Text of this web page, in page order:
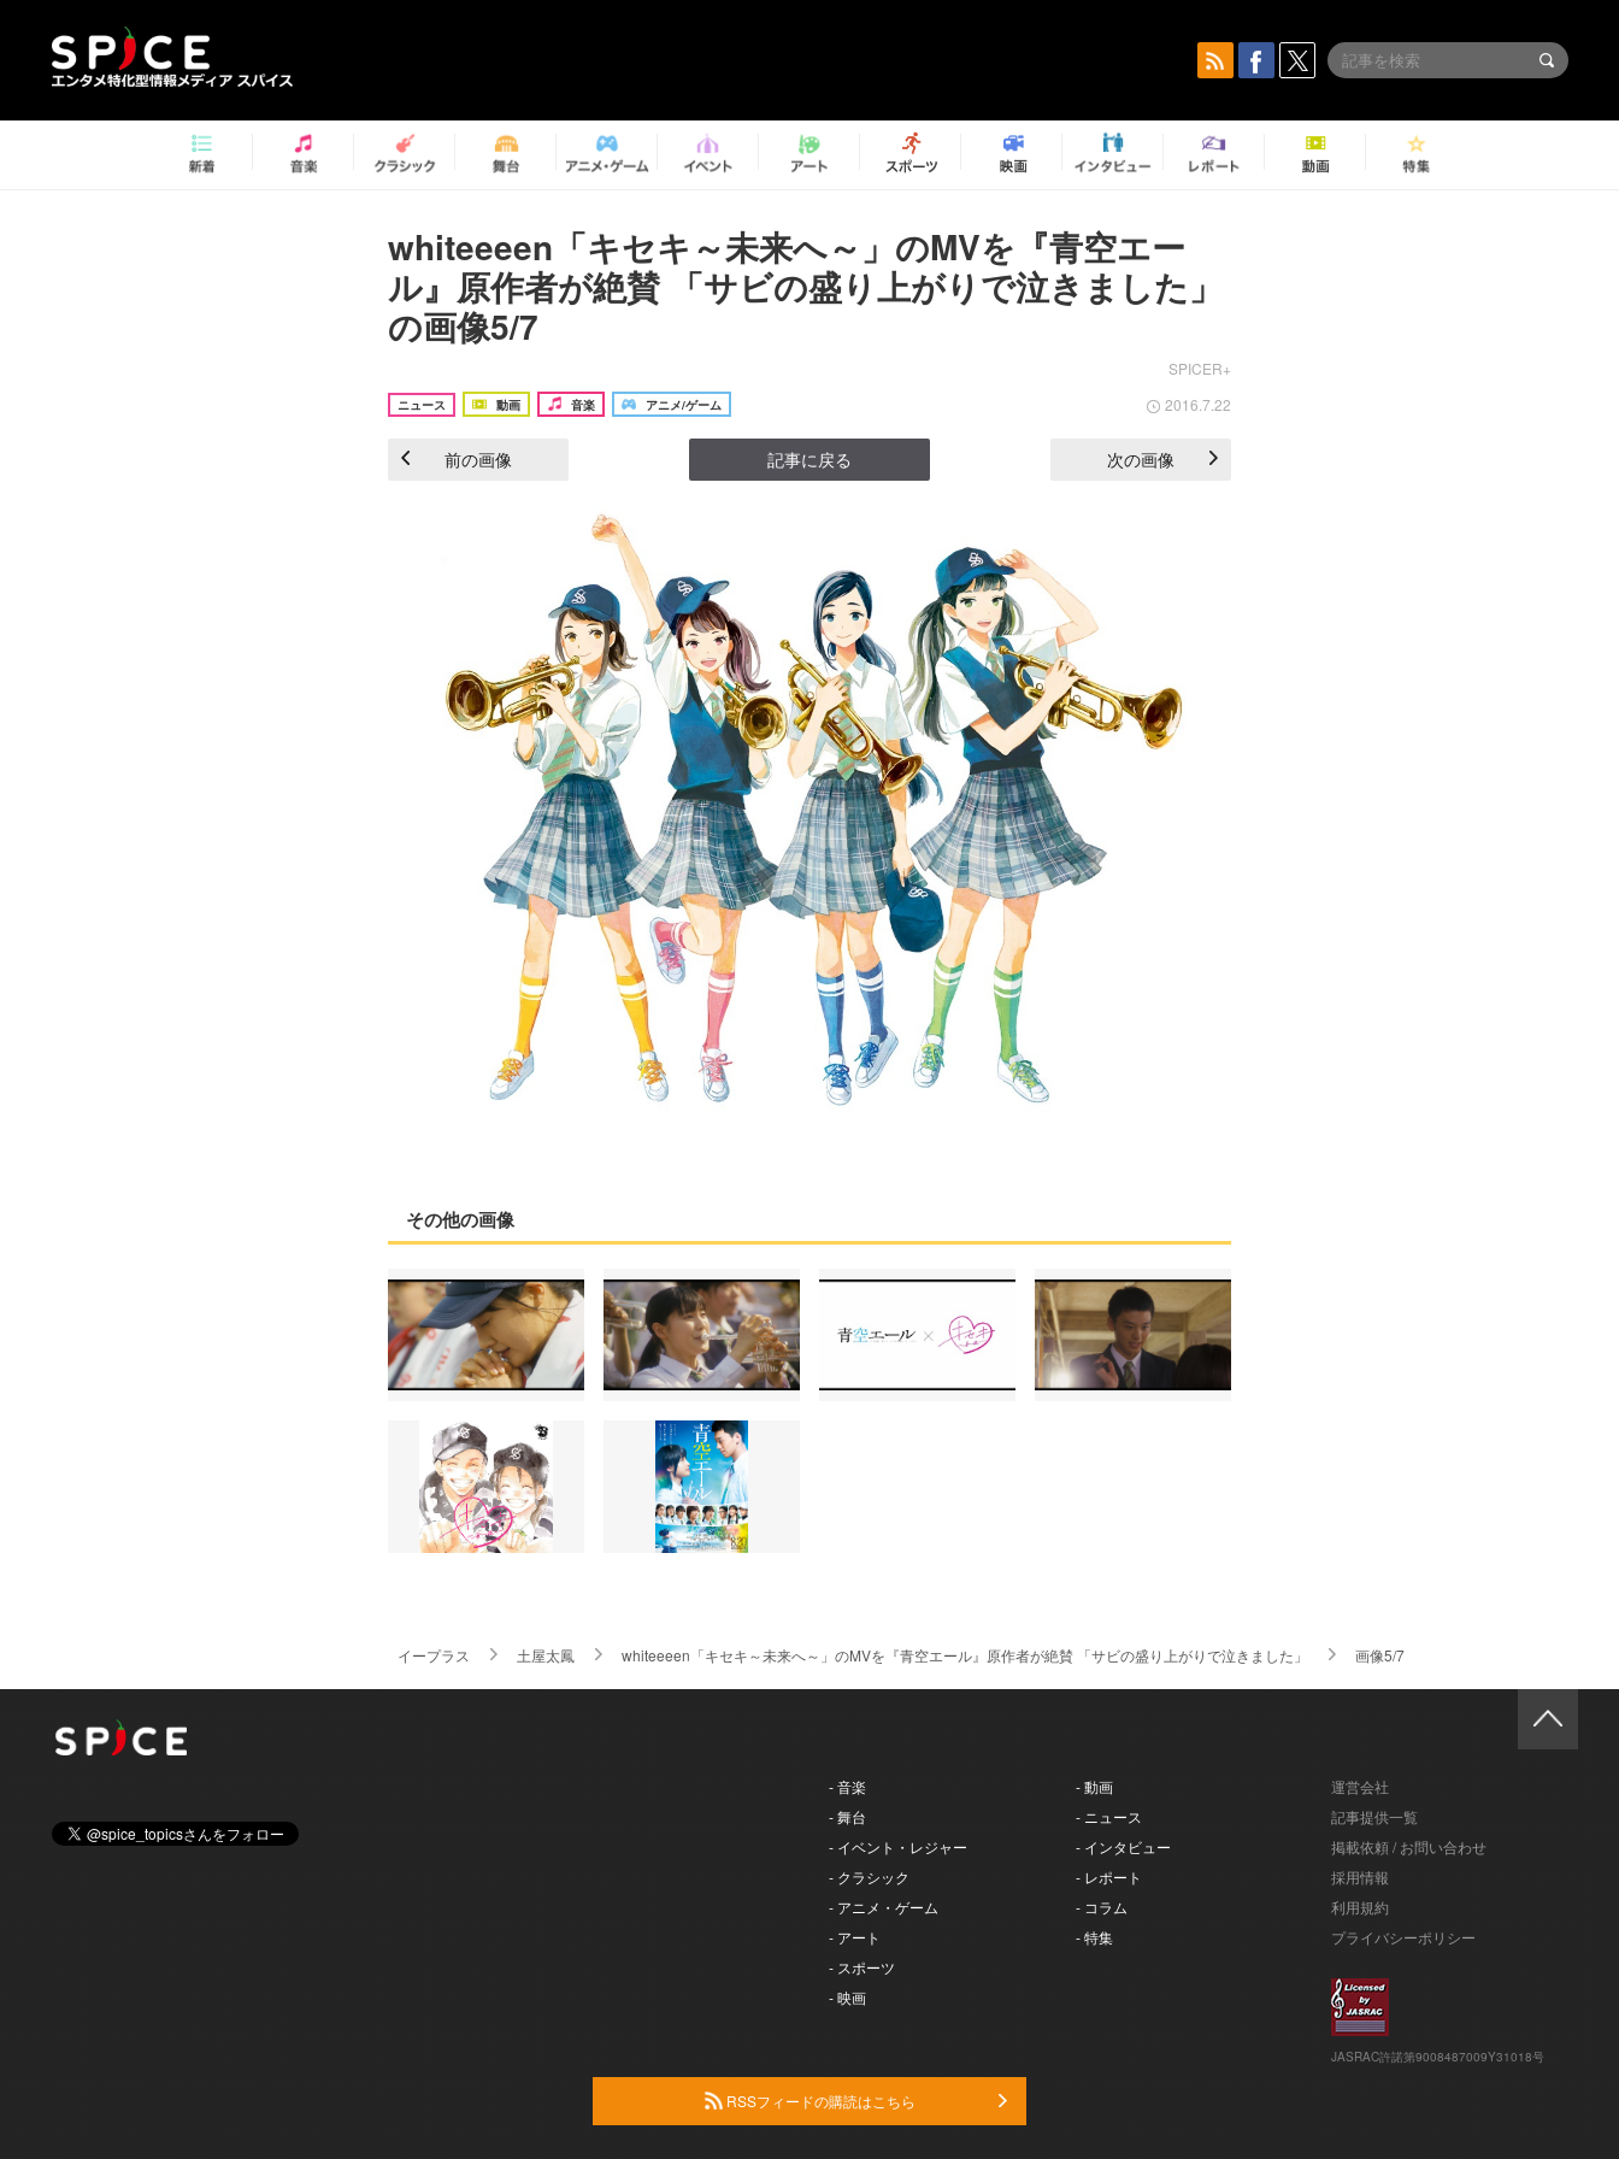
whiteeeen「キセキ～未来へ～」のMVを『青空エー
ル』原作者が絶賛 「サビの盛り上がりで泣きました」
の画像5/7
SPICER+
ニュース 動画 音楽 アニメ/ゲーム 2016.7.22
前の画像 記事に戻る 次の画像
その他の画像
イープラス 土屋太鳳 whiteeeen「キセキ～未来へ～」のMVを『青空エール』原作者が絶賛 「サビの盛り上がりで泣きました」 画像5/7
- 音楽
- 舞台
- イベント・レジャー
- クラシック
- アニメ・ゲーム
- アート
- スポーツ
- 映画
- 動画
- ニュース
- インタビュー
- レポート
- コラム
- 特集
運営会社
記事提供一覧
掲載依頼 / お問い合わせ
採用情報
利用規約
プライバシーポリシー
JASRAC許諾第9008487009Y31018号
RSSフィードの購読はこちら